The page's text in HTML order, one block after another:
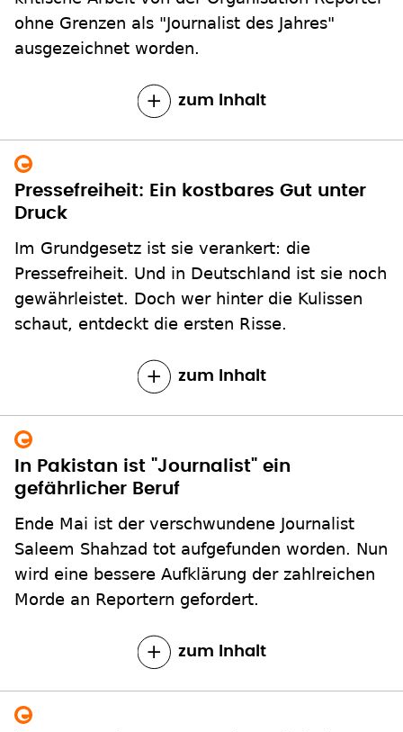
ohne Grenzen als "Journalist des Jahres"
ausgezeichnet worden.
zum Inhalt
Pressefreiheit: Ein kostbares Gut unter
Druck
Im Grundgesetz ist sie verankert: die
Pressefreiheit. Und in Deutschland ist sie noch
gewährleistet. Doch wer hinter die Kulissen
schaut, entdeckt die ersten Risse.
zum Inhalt
In Pakistan ist "Journalist" ein
gefährlicher Beruf
Ende Mai ist der verschwundene Journalist
Saleem Shahzad tot aufgefunden worden. Nun
wird eine bessere Aufklärung der zahlreichen
Morde an Reportern gefordert.
zum Inhalt